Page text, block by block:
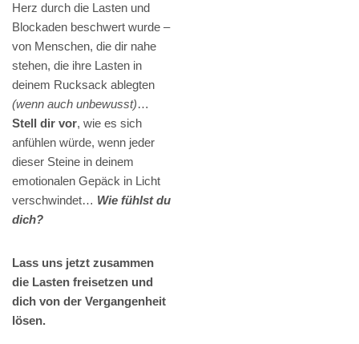
Herz durch die Lasten und
Blockaden beschwert wurde –
von Menschen, die dir nahe
stehen, die ihre Lasten in
deinem Rucksack ablegten
(wenn auch unbewusst)…
Stell dir vor, wie es sich
anfühlen würde, wenn jeder
dieser Steine in deinem
emotionalen Gepäck in Licht
verschwindet… Wie fühlst du
dich?
Lass uns jetzt zusammen
die Lasten freisetzen und
dich von der Vergangenheit
lösen.